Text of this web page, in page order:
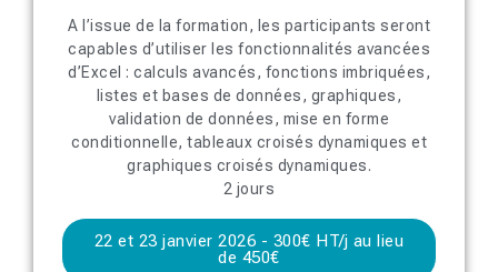
A l’issue de la formation, les participants seront
capables d’utiliser les fonctionnalités avancées
d’Excel : calculs avancés, fonctions imbriquées,
listes et bases de données, graphiques,
validation de données, mise en forme
conditionnelle, tableaux croisés dynamiques et
graphiques croisés dynamiques.
2 jours
22 et 23 janvier 2026 - 300€ HT/j au lieu
de 450€